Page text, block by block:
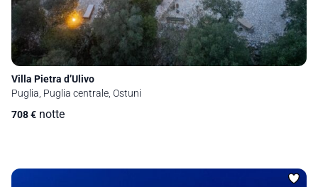
Villa Pietra d’Ulivo
Puglia, Puglia centrale, Ostuni
708€ notte